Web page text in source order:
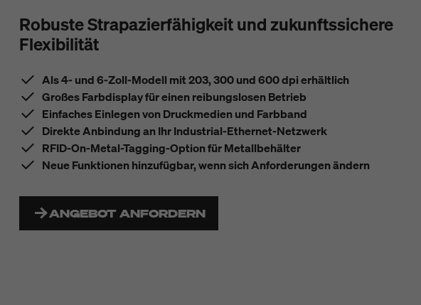
Robuste Strapazierfähigkeit und zukunftssichere
Flexibilität
Als 4- und 6-Zoll-Modell mit 203, 300 und 600 dpi erhältlich
Großes Farbdisplay für einen reibungslosen Betrieb
Einfaches Einlegen von Druckmedien und Farbband
Direkte Anbindung an Ihr Industrial-Ethernet-Netzwerk
RFID-On-Metal-Tagging-Option für Metallbehälter
Neue Funktionen hinzufügbar, wenn sich Anforderungen ändern
ANGEBOT ANFORDERN